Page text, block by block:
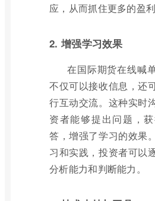
应，从而抓住更多的盈利
2. 增强学习效果
在国际期货在线喊
不仅可以接收信息，还
行互动交流。这种实时
资者能够提出问题，
答，增强了学习的效果
习和实践，投资者可以
分析能力和判断能力。